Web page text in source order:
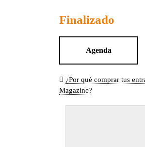
Finalizado
Agenda
¿Por qué comprar tus
Magazine?